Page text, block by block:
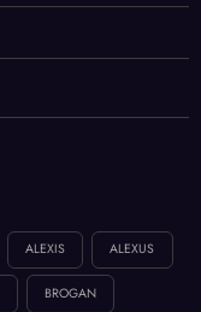
ALEXIS ALEXUS
BROGAN